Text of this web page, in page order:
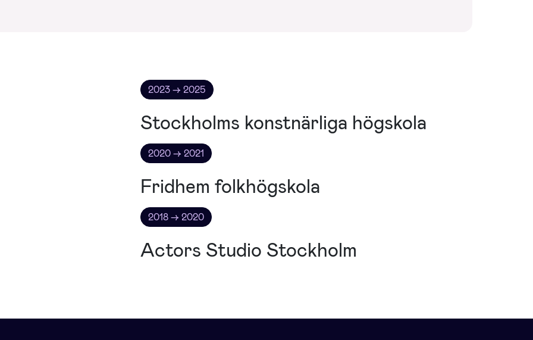
2023 → 2025
Stockholms konstnärliga högskola
2020 → 2021
Fridhem folkhögskola
2018 → 2020
Actors Studio Stockholm